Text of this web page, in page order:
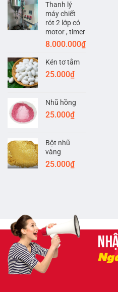
Thanh lý
máy chiết
rót 2 lớp có
motor , timer
8.000.000₫
Kén tơ tằm
25.000₫
Nhũ hồng
25.000₫
Bột nhũ
vàng
25.000₫